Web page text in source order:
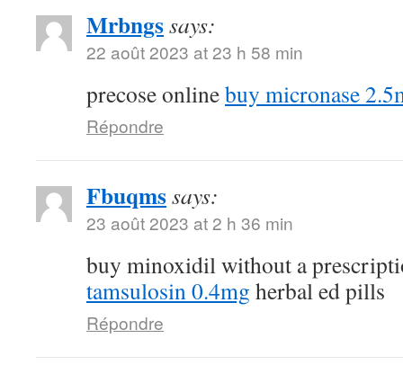
Mrbngssays:
22 août 2023 at 23 h 58 min
precose onlinebuy micronase
Répondre
Fbuqmssays:
23 août 2023 at 2 h 36 min
buy minoxidil without a
tamsulosin 0.4mg herbal ed pills
Répondre